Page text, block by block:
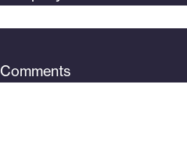
Comments